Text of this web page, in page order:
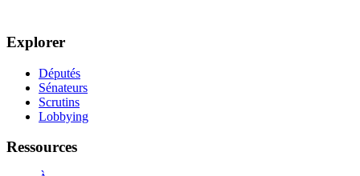
Explorer
Députés
Sénateurs
Scrutins
Lobbying
Ressources